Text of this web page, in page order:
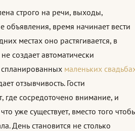
строго на речи, выходы,
объявления, время начинает вести
местах оно растягивается, в
создает автоматически
маленьких
отзывчивость. Гости
где сосредоточено внимание, и
уже существует, вместо того
День становится не столько